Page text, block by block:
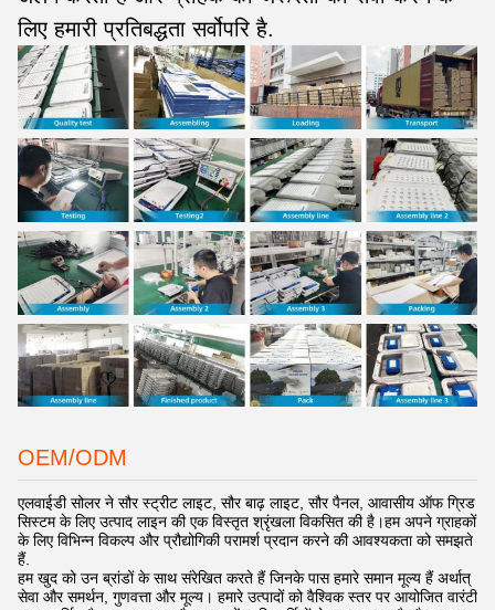
लिए हमारी प्रतिबद्धता सर्वोपरि है.
OEM/ODM
एलवाईडी सोलर ने सौर स्ट्रीट लाइट, सौर बाढ़ लाइट, सौर पैनल, आवासीय ऑफ ग्रिड
सिस्टम के लिए उत्पाद लाइन की एक विस्तृत श्रृंखला विकसित की है।हम अपने ग्राहकों
के लिए विभिन्न विकल्प और प्रौद्योगिकी परामर्श प्रदान करने की आवश्यकता को समझते
हैं.
हम खुद को उन ब्रांडों के साथ संरेखित करते हैं जिनके पास हमारे समान मूल्य हैं अर्थात्
सेवा और समर्थन, गुणवत्ता और मूल्य। हमारे उत्पादों को वैश्विक स्तर पर आयोजित वारंटी